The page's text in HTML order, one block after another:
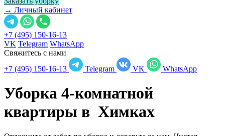
→ Личный кабинет
+7 (495) 150-16-13
VK Telegram WhatsApp
Свяжитесь с нами
+7 (495) 150-16-13
Telegram VK WhatsApp
Уборка 4-комнатной
квартиры в Химках